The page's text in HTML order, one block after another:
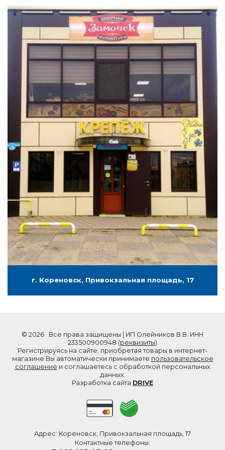
г. Кореновск, Привокзальная площадь, 17
© 2026 . Все права защищены | ИП Олейников В.В. ИНН
233500900948 (реквизиты)
Регистрируясь на сайте, приобретая товары в интернет-
магазине Вы автоматически принимаете пользовательское
соглашение и соглашаетесь с обработкой персональных
данных.
Разработка сайта DRIVE
Адрес: Кореновск, Привокзальная площадь, 17
Контактные телефоны: